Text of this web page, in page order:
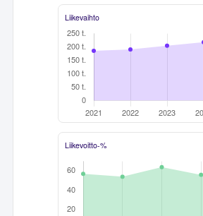
Liikevaihto
Liikevoitto-%